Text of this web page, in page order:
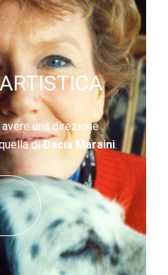
una direzione
diDacia Maraini.